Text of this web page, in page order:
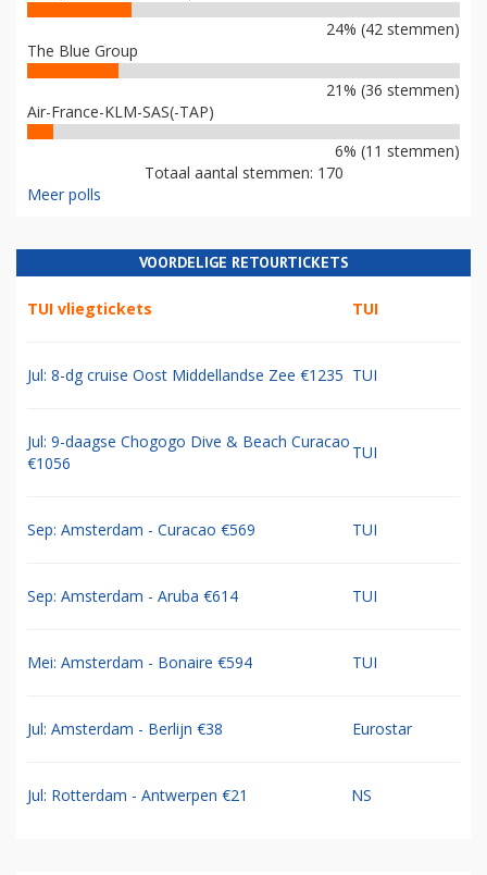
24% (42 stemmen)
The Blue Group
21% (36 stemmen)
Air-France-KLM-SAS(-TAP)
6% (11 stemmen)
Totaal aantal stemmen: 170
Meer polls
VOORDELIGE RETOURTICKETS
TUI vliegtickets TUI
Jul: 8-dg cruise Oost Middellandse Zee €1235 TUI
Jul: 9-daagse Chogogo Dive & Beach Curacao
€1056
TUI
Sep: Amsterdam - Curacao €569 TUI
Sep: Amsterdam - Aruba €614 TUI
Mei: Amsterdam - Bonaire €594 TUI
Jul: Amsterdam - Berlijn €38 Eurostar
Jul: Rotterdam - Antwerpen €21 NS